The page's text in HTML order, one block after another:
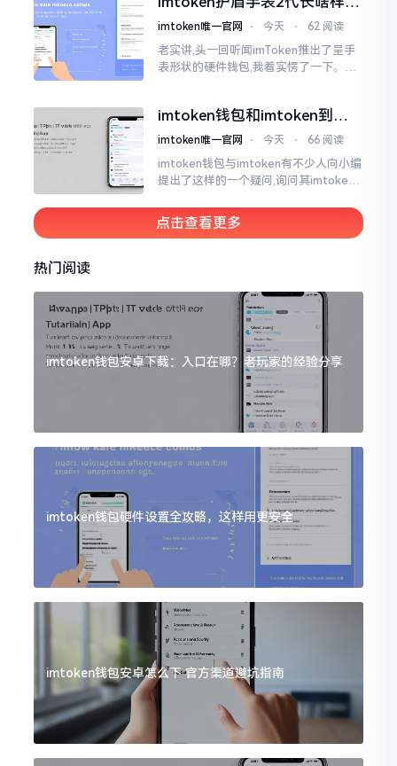
低的状况
真实上手体验分享
imtoken唯一官网 ⋅ 今天 ⋅ 62 阅读
老实讲,头一回听闻imToken推出了呈手
表形状的硬件钱包,我着实愣了一下。在c
imtoken钱包和imtoken到底
是不是一回事？看完就懂了
imtoken唯一官网 ⋅ 今天 ⋅ 66 阅读
imtoken钱包与imtoken有不少人向小编
提出了这样的一个疑问,询问其imtoken
物。而实际上,这二者根本完完全全就是
同一个物品
点击查看更多
热门阅读
imtoken钱包安卓下载：入口在哪？老玩家的经验分享
imtoken钱包硬件设置全攻略，这样用更安全
imtoken钱包安卓怎么下 官方渠道避坑指南